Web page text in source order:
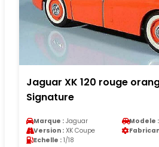
Jaguar XK 120 rouge
Signature
Marque : Jaguar Modele :
Version : XK Coupe
Echelle : 1/18